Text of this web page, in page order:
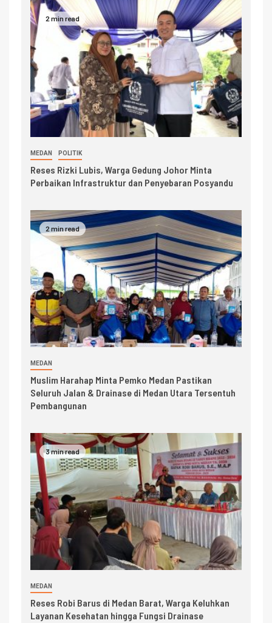
2 min read
MEDAN POLITIK
Reses Rizki Lubis, Warga Gedung Johor Minta
Perbaikan Infrastruktur dan Penyebaran Posyandu
2 min read
MEDAN
Muslim Harahap Minta Pemko Medan Pastikan
Seluruh Jalan & Drainase di Medan Utara Tersentuh
Pembangunan
3 min read
MEDAN
Reses Robi Barus di Medan Barat, Warga Keluhkan
Layanan Kesehatan hingga Fungsi Drainase